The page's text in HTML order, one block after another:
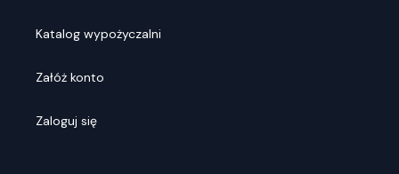
Katalog wypożyczalni
Załóż konto
Zaloguj się